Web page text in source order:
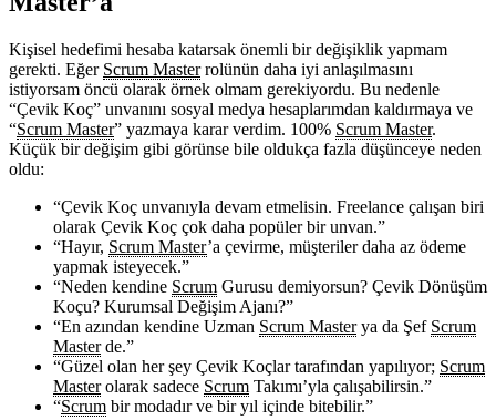
Kişisel hedefimi hesaba katarsak önemli bir değişiklik yapmam
gerekti. Eğer Scrum Masterrolünün daha iyi anlaşılmasını
istiyorsam öncü olarak örnek olmam gerekiyordu. Bu nedenle
“Çevik Koç” unvanını sosyal medya hesaplarımdan kaldırmaya ve
“Scrum Master” yazmaya karar verdim. 100% Scrum Master.
Küçük bir değişim gibi görünse bile oldukça fazla düşünceye neden
oldu:
“Çevik Koç unvanıyla devam etmelisin. Freelance çalışan biri
olarak Çevik Koç çok daha popüler bir unvan.”
“Hayır, Scrum Master’a çevirme, müşteriler daha az ödeme
yapmak isteyecek.”
“Neden kendine Scrum Gurusu demiyorsun? Çevik Dönüşüm
Koçu? Kurumsal Değişim Ajanı?”
“En azından kendine Uzman Scrum Masterya da Şef Scrum
Masterde.”
“Güzel olan her şey Çevik Koçlar tarafından yapılıyor; Scrum
Masterolarak sadece Scrum Takımı’yla çalışabilirsin.”
“Scrum bir modadır ve bir yıl içinde bitebilir.”